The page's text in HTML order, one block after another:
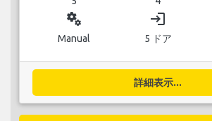
miscellaneous_services
Manual
login
5 ドア
詳細表示...